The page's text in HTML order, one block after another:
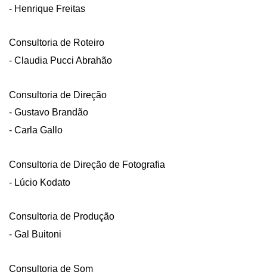
- Henrique Freitas
Consultoria de Roteiro
- Claudia Pucci Abrahão
Consultoria de Direção
- Gustavo Brandão
- Carla Gallo
Consultoria de Direção de Fotografia
- Lúcio Kodato
Consultoria de Produção
- Gal Buitoni
Consultoria de Som